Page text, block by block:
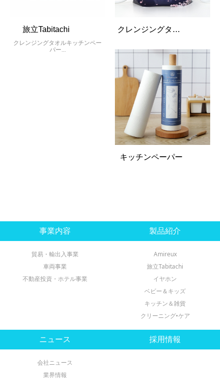
旅立Tabitachi
クレンジングタオルキッチンペー
パー...
クレンジングタオル
キッチンペーパー
事業内容
貿易・輸出入事業
車両事業
不動産投資・ホテル事業
製品紹介
Amireux
旅立Tabitachi
イヤホン
ベビー＆キッズ
キッチン＆雑貨
クリーニング•ケア
ニュース
会社ニュース
業界情報
採用情報